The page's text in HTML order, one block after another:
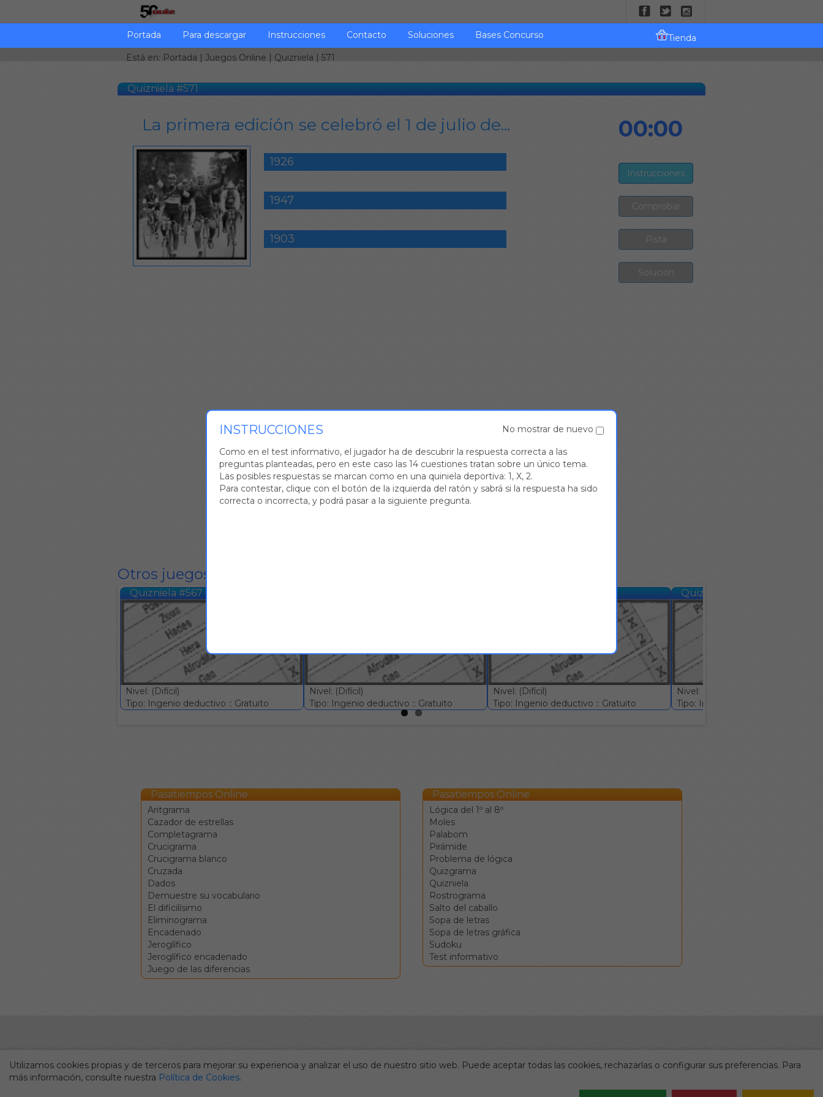
Portada Para descargar Instrucciones Contacto Soluciones Bases Concurso
Tienda
Está en: Portada | Juegos Online | Quizniela | 571
Quizniela #571
La primera edición se celebró el 1 de julio de...
1926
1947
1903
00:00
Otros juegos del mismo tipo
Quizniela #567
Nivel: (Difícil)
Tipo: Ingenio deductivo :: Gratuito
Nivel: (Difícil)
Tipo: Ingenio deductivo :: Gratuito
Nivel: (Difícil)
Tipo: Ingenio deductivo :: Gratuito
Quizniela #570
Nivel: (Difícil)
Tipo: Ingenio deductivo :: Gratuito
Pasatiempos Online
Aritgrama
Cazador de estrellas
Completagrama
Crucigrama
Crucigrama blanco
Cruzada
Dados
Demuestre su vocabulario
El dificilísimo
Eliminograma
Encadenado
Jeroglífico
Jeroglífico encadenado
Juego de las diferencias
Pasatiempos Online
Lógica del 1º al 8º
Moles
Palabom
Pirámide
Problema de lógica
Quizgrama
Quizniela
Rostrograma
Salto del caballo
Sopa de letras
Sopa de letras gráfica
Sudoku
Test informativo
Utilizamos cookies propias y de terceros para mejorar su experiencia y analizar el uso de nuestro sitio web. Puede aceptar todas las cookies, rechazarlas o configurar sus preferencias. Para
más información, consulte nuestra Política de Cookies.
No mostrar de nuevo
INSTRUCCIONES
Como en el test informativo, el jugador ha de descubrir la respuesta correcta a las
preguntas planteadas, pero en este caso las 14 cuestiones tratan sobre un único tema.
Las posibles respuestas se marcan como en una quiniela deportiva: 1, X, 2.
Para contestar, clique con el botón de la izquierda del ratón y sabrá si la respuesta ha sido
correcta o incorrecta, y podrá pasar a la siguiente pregunta.